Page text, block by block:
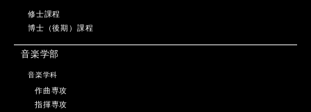
修士課程
博士（後期）課程
音楽学部
音楽学科
作曲専攻
指揮専攻